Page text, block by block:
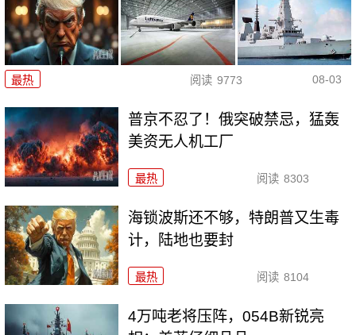
最热 阅读 9773 08-03
普京不忍了！俄突破禁忌，猛轰
美资无人机工厂
最热 阅读 8303
海锁波斯还不够，特朗普又生毒
计，陆地也要封
最热 阅读 8104
4万吨老将压阵，054B新锐亮